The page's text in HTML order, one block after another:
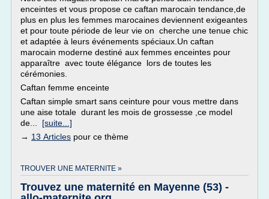
enceintes et vous propose ce caftan marocain tendance,de
plus en plus les femmes marocaines deviennent exigeantes
et pour toute période de leur vie on cherche une tenue chic
et adaptée à leurs événements spéciaux.Un caftan
marocain moderne destiné aux femmes enceintes pour
apparaître avec toute élégance lors de toutes les
cérémonies.
Caftan femme enceinte
Caftan simple smart sans ceinture pour vous mettre dans
une aise totale durant les mois de grossesse ,ce model
de... [suite...]
→ 13 Articles pour ce thème
TROUVER UNE MATERNITE »
Trouvez une maternité en Mayenne (53) -